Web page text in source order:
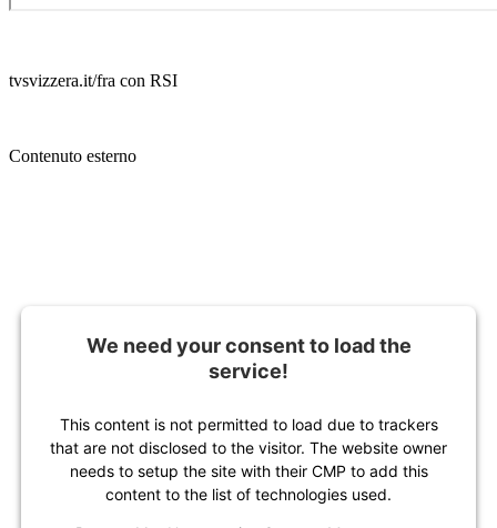
tvsvizzera.it/fra con RSI
Contenuto esterno
We need your consent to load the
service!
This content is not permitted to load due to trackers
that are not disclosed to the visitor. The website owner
needs to setup the site with their CMP to add this
content to the list of technologies used.